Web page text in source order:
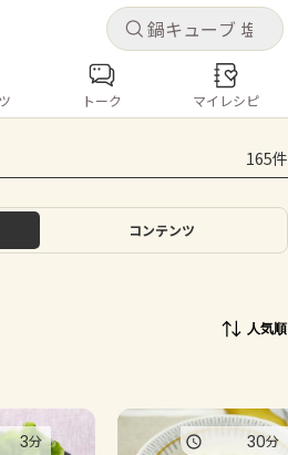
キャ
るとレシピを保存できます
キャ
コンテンツ
トマト とうもろこし
ピーマン
トーク マイレシピ
165件
コンテンツ
人気順
3分 30分